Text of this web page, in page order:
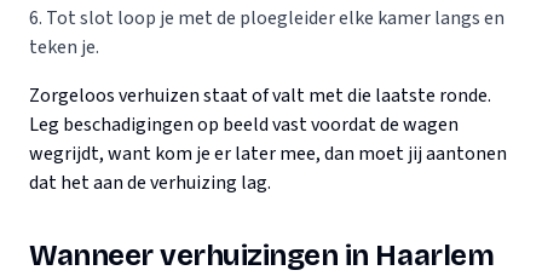
Tot slot loop je met de ploegleider elke kamer langs en
teken je.
Zorgeloos verhuizen staat of valt met die laatste ronde.
Leg beschadigingen op beeld vast voordat de wagen
wegrijdt, want kom je er later mee, dan moet jij aantonen
dat het aan de verhuizing lag.
Wanneer verhuizingen in Haarlem